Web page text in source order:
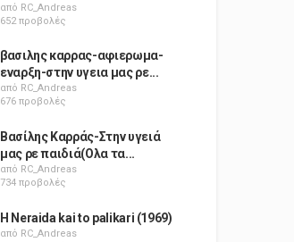
από RC_Andreas
652 προβολές
βασιλης καρρας-αφιερωμα-
εναρξη-στην υγεια μας ρε...
από RC_Andreas
676 προβολές
Βασίλης Καρράς-Στην υγειά
μας ρε παιδιά(Ολα τα...
από RC_Andreas
734 προβολές
H Neraida kai to palikari (1969)
από RC_Andreas